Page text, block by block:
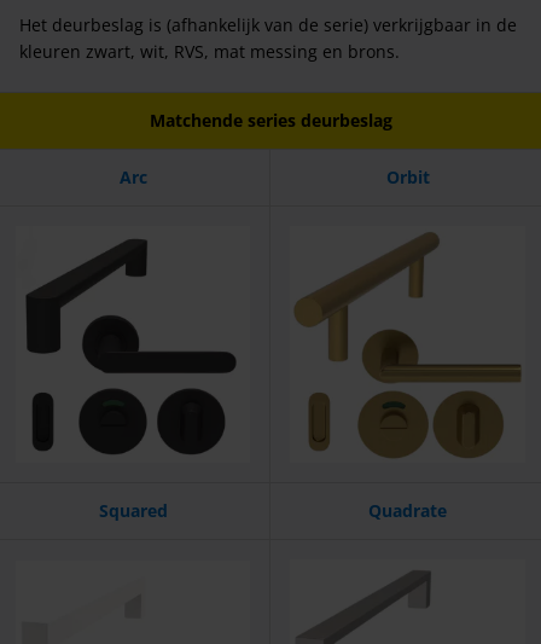
Het deurbeslag is (afhankelijk van de serie) verkrijgbaar in de
kleuren zwart, wit, RVS, mat messing en brons.
Matchende series deurbeslag
Arc Orbit
Squared Quadrate